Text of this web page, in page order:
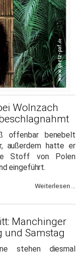
Wolnzach
offenbar benebelt
außerdem hatte er
Stoff von Polen
eingeführt.
Weiterlesen ...
Manchinger
und Samstag
stehen diesmal